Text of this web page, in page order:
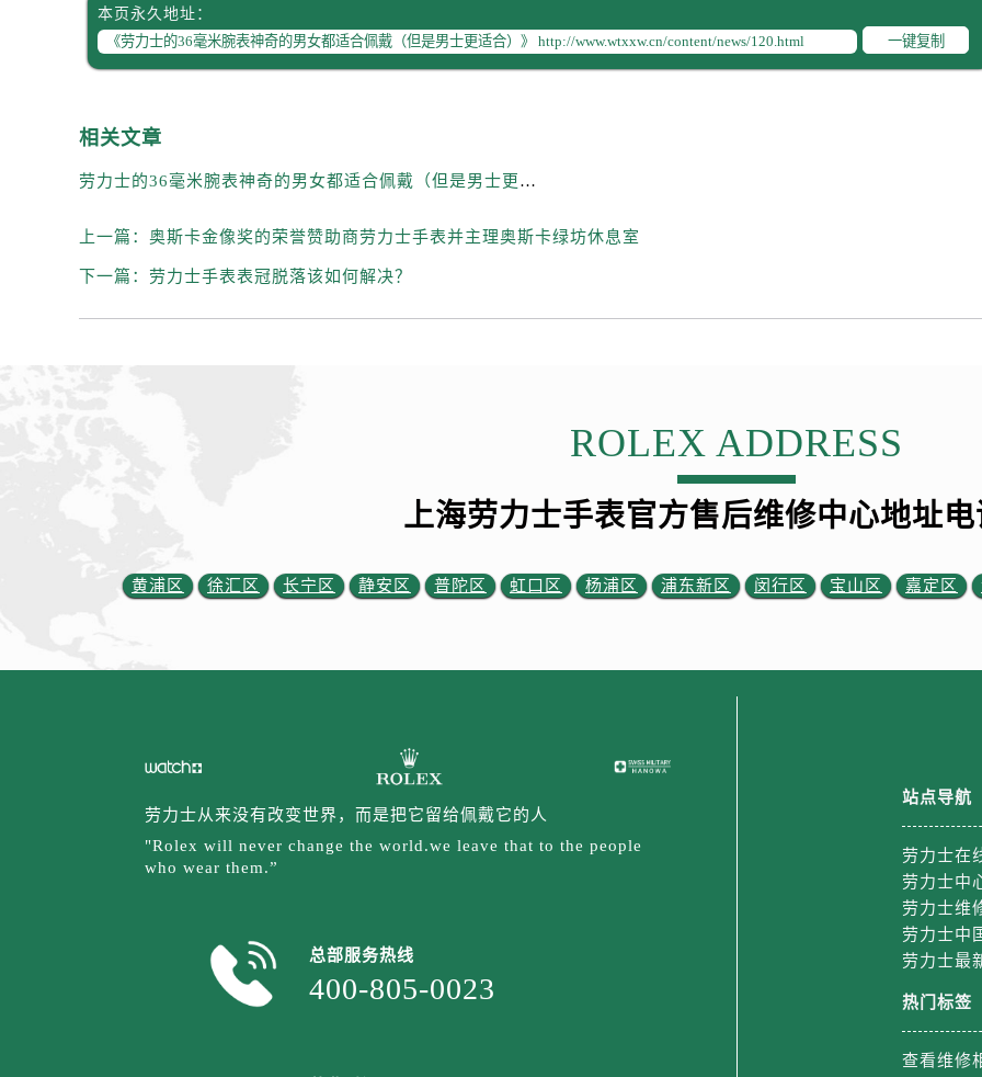
本页永久地址：
一键复制
相关文章
劳力士的36毫米腕表神奇的男女都适合佩戴（但是男士更适合）
上一篇： 奥斯卡金像奖的荣誉赞助商劳力士手表并主理奥斯卡绿坊休息室
下一篇： 劳力士手表表冠脱落该如何解决？
ROLEX ADDRESS
上海劳力士手表官方售后维修中心地址
黄浦区 徐汇区 长宁区 静安区 普陀区 虹口区 杨浦区 浦东新区 闵行区 宝山区 嘉定区
劳力士从来没有改变世界，而是把它留给佩戴它的人
"Rolex will never change the world.we leave that to the people
who wear them.”
总部服务热线
400-805-0023
站点导航
劳力士在
劳力士中
劳力士维
劳力士中
劳力士最
热门标签
查看维修